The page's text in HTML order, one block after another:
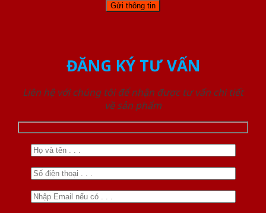
ĐĂNG KÝ TƯ VẤN
Liên hệ với chúng tôi để nhận được tư vấn chi tiết
về sản phẩm